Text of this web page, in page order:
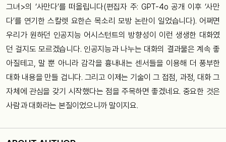
그녀>의 ‘사만다’를 떠올립니다(편집자 주: GPT-4o 공개 이후 ‘사만
다’를 연기한 스칼렛 요한슨 목소리 모방 논란이 일었습니다). 어쩌면
우리가 원하던 인공지능 어시스턴트의 방향성이 이런 생생한 대화였
던 걸지도 모르겠습니다. 인공지능과 나누는 대화의 결과물은 계속 좋
아질테고, 말 뿐 아니라 감각을 흉내내는 센서들을 이용해 더 풍부한
대화 내용을 만들 겁니다. 그리고 이제는 기술이 그 접점, 과정, 대화 그
자체에 관심을 갖기 시작했다는 점을 주목하면 좋겠네요. 중요한 것은
사람과 대화라는 본질이었으니까 말이지요.